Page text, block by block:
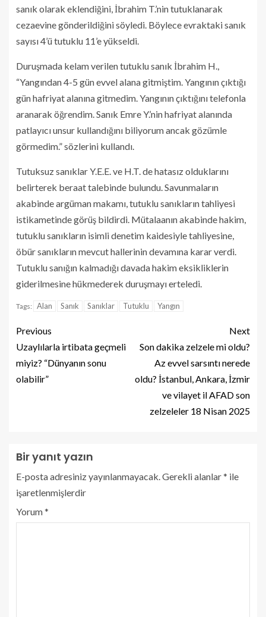
sanık olarak eklendiğini, İbrahim T.’nin tutuklanarak
cezaevine gönderildiğini söyledi. Böylece evraktaki sanık
sayısı 4’ü tutuklu 11’e yükseldi.
Duruşmada kelam verilen tutuklu sanık İbrahim H.,
“Yangından 4-5 gün evvel alana gitmiştim. Yangının çıktığı
gün hafriyat alanına gitmedim. Yangının çıktığını telefonla
aranarak öğrendim. Sanık Emre Y.’nin hafriyat alanında
patlayıcı unsur kullandığını biliyorum ancak gözümle
görmedim.” sözlerini kullandı.
Tutuksuz sanıklar Y.E.E. ve H.T. de hatasız olduklarını
belirterek beraat talebinde bulundu. Savunmaların
akabinde argüman makamı, tutuklu sanıkların tahliyesi
istikametinde görüş bildirdi. Mütalaanın akabinde hakim,
tutuklu sanıkların isimli denetim kaidesiyle tahliyesine,
öbür sanıkların mevcut hallerinin devamına karar verdi.
Tutuklu sanığın kalmadığı davada hakim eksikliklerin
giderilmesine hükmederek duruşmayı erteledi.
Tags: Alan Sanık Sanıklar Tutuklu Yangın
Previous
Uzaylılarla irtibata geçmeli
miyiz? “Dünyanın sonu
olabilir”
Next
Son dakika zelzele mi oldu?
Az evvel sarsıntı nerede
oldu? İstanbul, Ankara, İzmir
ve vilayet il AFAD son
zelzeleler 18 Nisan 2025
Bir yanıt yazın
E-posta adresiniz yayınlanmayacak. Gerekli alanlar* ile
işaretlenmişlerdir
Yorum*